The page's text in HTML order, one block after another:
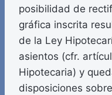
posibilidad de
gráfica inscrita
de la Ley
asientos (cfr.
Hipotecaria) y
disposiciones